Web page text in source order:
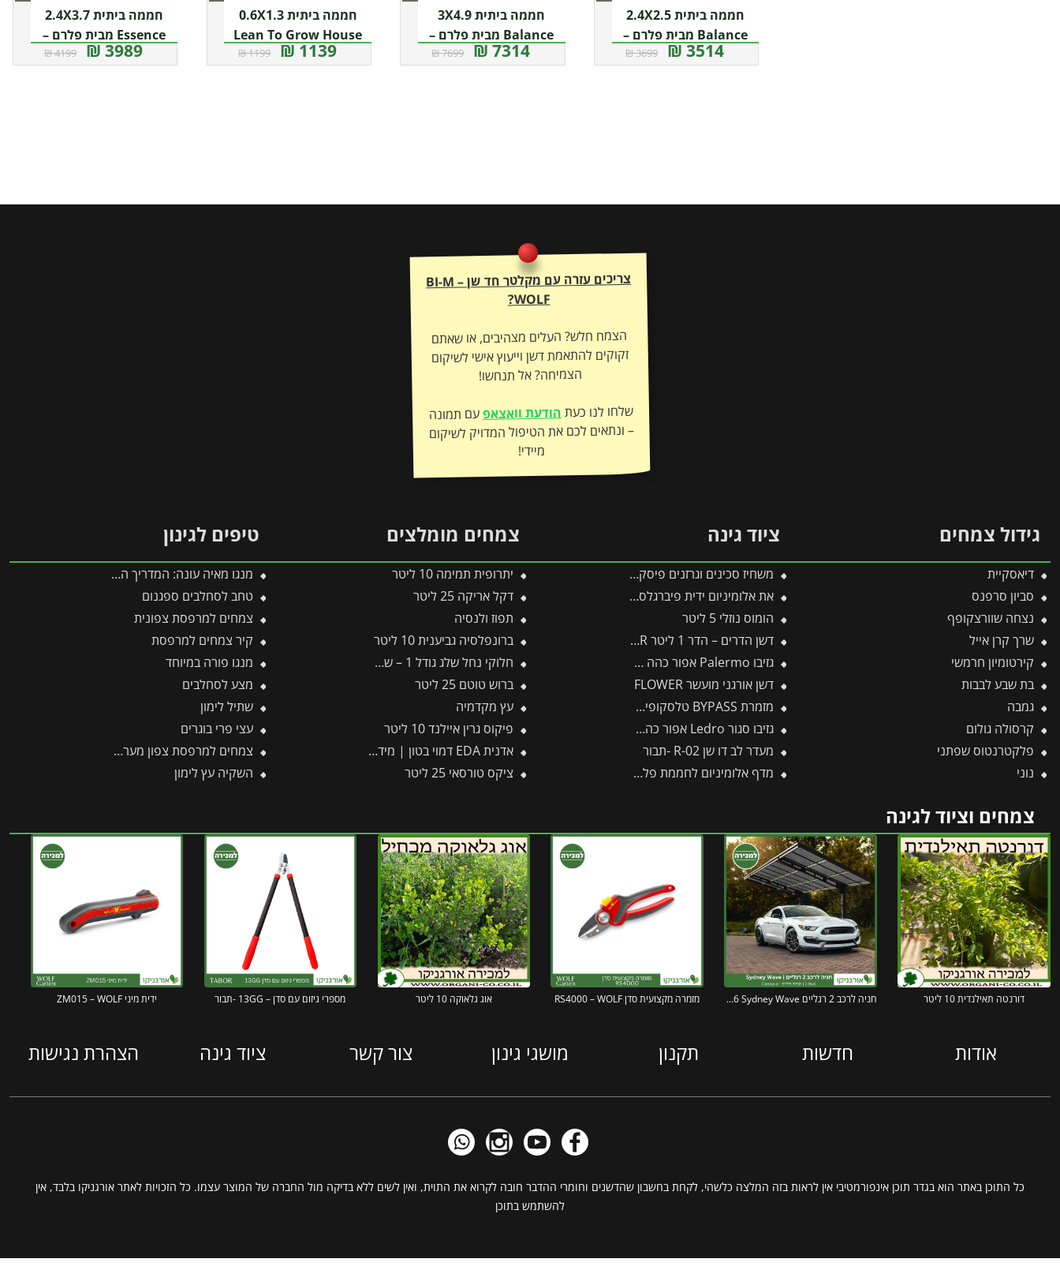
חממה ביתית 2.4X2.5
Balance מבית פלרם –
Canopia
3514 ₪
3699 ₪
חממה ביתית 3X4.9
Balance מבית פלרם –
Canopia
7314 ₪
7699 ₪
חממה ביתית 0.6X1.3
Lean To Grow House
שקופה מבית פלרם –
1139 ₪
1199 ₪
חממה ביתית 2.4X3.7
Essence מבית פלרם –
Canopia
3989 ₪
4199 ₪
צריכים עזרה עם מקלטר חד שן BI-M –
WOLF?
הצמח חלש? העלים מצהיבים, או שאתם
זקוקים להתאמת דשן וייעוץ אישי לשיקום
הצמיחה? אל תנחשו!
שלחו לנו כעתהודעת וואצאפעם תמונה
– ונתאים לכם את הטיפול המדויק לשיקום
מיידי!
גידול צמחים
דיאסקיית
סביון סרפנס
נצחה שוורצקופף
שרך קרן אייל
קירטומיון חרמשי
בת שבע לבבות
גמבה
קרסולה גולום
פלקטרנטוס שפתני
נוני
ציוד גינה
משחיז סכינים וגרזנים פיסקארס
את אלומיניום ידית פיברגלס -תבור
הומוס נוזלי 5 ליטר
דשן הדרים – הדר 1 ליטר FLOWER
גזיבו Palermo אפור כהה 4.3X4.3 מבית פלרם – Canopia
דשן אורגני מועשר FLOWER
מזמרת BYPASS טלסקופית RR900T – WOLF
גזיבו סגור Ledro אפור כהה 3X3 מבית פלרם – Canopia
מעדר לב דו שן R-02 -תבור
מדף אלומיניום לחממת פלרם – Canopia
צמחים מומלצים
יתרופית תמימה 10 ליטר
דקל אריקה 25 ליטר
תפוז ולנסיה
ברונפלסיה גביענית 10 ליטר
חלוקי נחל שלג גודל 1 – שק 20 ק״ג
ברוש טוטם 25 ליטר
עץ מקדמיה
פיקוס גרין איילנד 10 ליטר
אדנית EDA דמוי בטון | מידות 78.5X29.5X60 ס"מ | אפור כהה
ציקס טורסאי 25 ליטר
טיפים לגינון
מנגו מאיה עונה: המדריך המלא לעונות הפרי, השתילה, הגיזום והטיפול
טחב לסחלבים ספגנום
צמחים למרפסת צפונית
קיר צמחים למרפסת
מנגו פורה במיוחד
מצע לסחלבים
שתיל לימון
עצי פרי בוגרים
צמחים למרפסת צפון מערבית
השקיה עץ לימון
צמחים וציוד לגינה
דורנטה תאילנדית 10 ליטר חניה לרכב 2 רגליים 2.9X6 Sydney Wave מבית פלרם – Canopia מזמרה מקצועית סדן RS4000 – WOLF אוג גלאוקה 10 ליטר מספרי גיזום עם סדן – 13GG -תבור ידית מיני ZM015 – WOLF
אודות חדשות תקנון מושגי גינון צור קשר ציוד גינה הצהרת נגישות
כל התוכן באתר הוא בגדר תוכן אינפורמטיבי אין לראות בזה המלצה כלשהי, לקחת בחשבון שהדשנים וחומרי ההדבר חובה לקרוא את התוית, ואין לשים ללא בדיקה מול החברה של המוצר עצמו. כל הזכויות לאתר אורגניקו בלבד, אין
להשתמש בתוכן